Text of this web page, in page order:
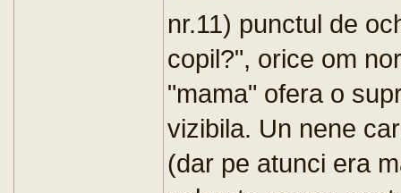
nr.11) punctul de
copil?", orice om
"mama" ofera o
vizibila. Un nene
(dar pe atunci era